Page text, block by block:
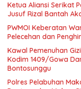
Ketua Aliansi Serikat
Jusuf Rizal Bantah
PWMOI Keberatan
Pelecehan dan
Kawal Pemenuhan
Kodim 1409/Gowa
Bontosunggu
Polres Pelabuhan